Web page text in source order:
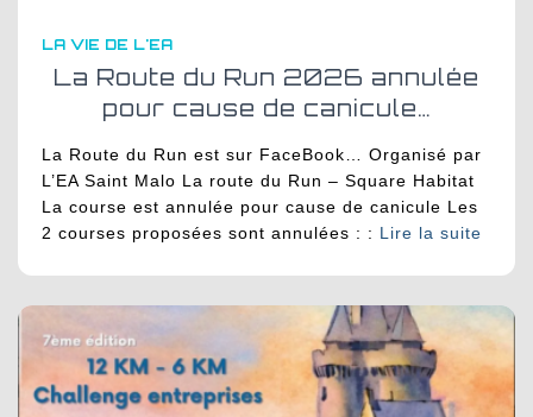
LA VIE DE L'EA
La Route du Run 2026 annulée
pour cause de canicule…
La Route du Run est sur FaceBook… Organisé par
L’EA Saint Malo La route du Run – Square Habitat
La course est annulée pour cause de canicule Les
2 courses proposées sont annulées : : Lire la suite